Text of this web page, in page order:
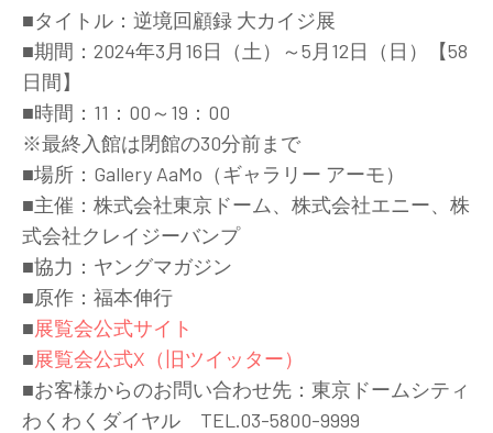
■タイトル：逆境回顧録 大カイジ展
■期間：2024年3月16日（土）～5月12日（日）【58
日間】
■時間：11：00～19：00
※最終入館は閉館の30分前まで
■場所：Gallery AaMo（ギャラリー アーモ）
■主催：株式会社東京ドーム、株式会社エニー、株
式会社クレイジーバンプ
■協力：ヤングマガジン
■原作：福本伸行
■展覧会公式サイト
■展覧会公式X（旧ツイッター）
■お客様からのお問い合わせ先：東京ドームシティ
わくわくダイヤル TEL.03-5800-9999